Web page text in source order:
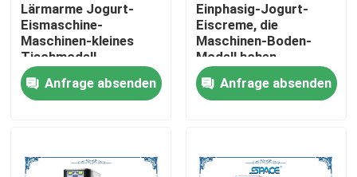
Lärmarme Jogurt-
Eismaschine-
Maschinen-kleines
Tischmodell
Anfrage absenden
Einphasig-Jogurt-
Eiscreme, die
Maschinen-Boden-
Modell hohen
Überschuss macht
Anfrage absenden